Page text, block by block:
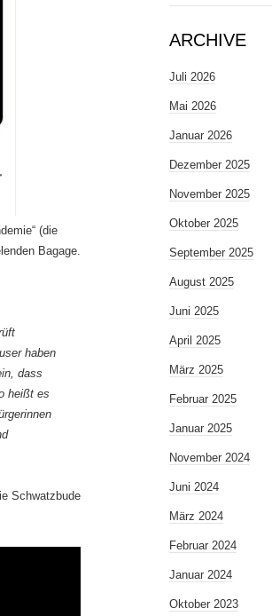
(die
Bagage.
haben
dass
heißt es
Schwatzbude
ARCHIVE
Juli 2026
Mai 2026
Januar 2026
Dezember 2025
November 2025
Oktober 2025
September 2025
August 2025
Juni 2025
April 2025
März 2025
Februar 2025
Januar 2025
November 2024
Juni 2024
März 2024
Februar 2024
Januar 2024
Oktober 2023